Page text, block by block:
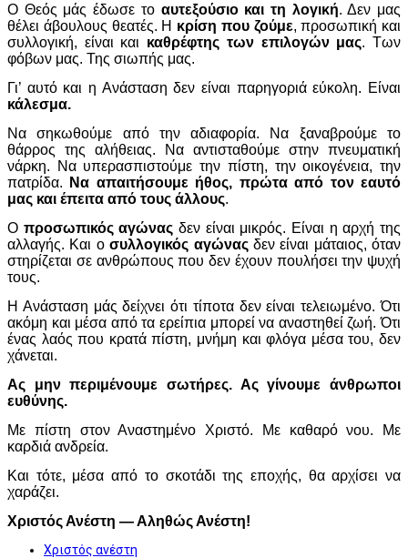
Ο Θεός μάς έδωσε το αυτεξούσιο και τη λογική. Δεν μας
θέλει άβουλους θεατές. Η κρίση που ζούμε, προσωπική και
συλλογική, είναι και καθρέφτης των επιλογών μας. Των
φόβων μας. Της σιωπής μας.
Γι’ αυτό και η Ανάσταση δεν είναι παρηγοριά εύκολη. Είναι
κάλεσμα.
Να σηκωθούμε από την αδιαφορία. Να ξαναβρούμε το
θάρρος της αλήθειας. Να αντισταθούμε στην πνευματική
νάρκη. Να υπερασπιστούμε την πίστη, την οικογένεια, την
πατρίδα.
Να απαιτήσουμε ήθος, πρώτα από τον εαυτό
μας και έπειτα από τους άλλους.
Ο προσωπικός αγώνας δεν είναι μικρός. Είναι η αρχή της
αλλαγής. Και οσυλλογικός αγώνας δεν είναι μάταιος, όταν
στηρίζεται σε ανθρώπους που δεν έχουν πουλήσει την ψυχή
τους.
Η Ανάσταση μάς δείχνει ότι τίποτα δεν είναι τελειωμένο. Ότι
ακόμη και μέσα από τα ερείπια μπορεί να αναστηθεί ζωή. Ότι
ένας λαός που κρατά πίστη, μνήμη και φλόγα μέσα του, δεν
χάνεται.
Ας μην περιμένουμε σωτήρες. Ας γίνουμε άνθρωποι
ευθύνης.
Με πίστη στον Αναστημένο Χριστό. Με καθαρό νου. Με
καρδιά ανδρεία.
Και τότε, μέσα από το σκοτάδι της εποχής, θα αρχίσει να
χαράζει.
Χριστός Ανέστη — Αληθώς Ανέστη!
Χριστός ανέστη